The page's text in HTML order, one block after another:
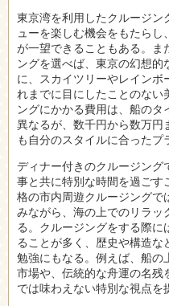
東京湾を利用したクルージ
ューを楽しむ機会をもたら
が一望できることもある。ま
ングを選べば、東京の幻想
に、スカイツリーやレインボ
れまでに目にしたことのない
ングにかかる費用は、船の
異なるが、数千円から数万
も自分のスタイルに合ったプ
ディナー付きのクルージング
事と共に特別な時間を過ごす
格の市内周遊クルージングで
みながら、海の上でのリラッ
る。クルージングをする際
ることが多く、歴史や構造
勉強にもなる。例えば、船の
市場や、伝統的な舟運の名残
では味わえない特別な視点を